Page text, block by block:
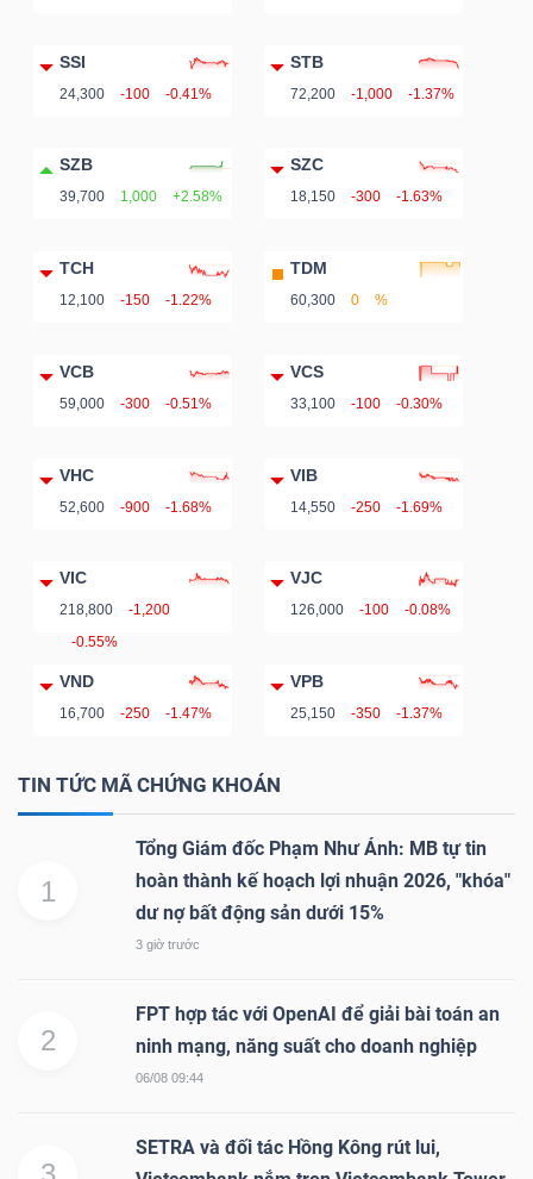
SSI
24,300 -100 -0.41%
STB
72,200 -1,000 -1.37%
SZB
39,700 1,000 +2.58%
SZC
18,150 -300 -1.63%
TCH
12,100 -150 -1.22%
TDM
60,300 0 %
VCB
59,000 -300 -0.51%
VCS
33,100 -100 -0.30%
VHC
52,600 -900 -1.68%
VIB
14,550 -250 -1.69%
VIC
218,800
-1,200
-0.55%
VJC
126,000 -100 -0.08%
VND
16,700 -250 -1.47%
VPB
25,150 -350 -1.37%
TIN TỨC MÃ CHỨNG KHOÁN
1
Tổng Giám đốc Phạm Như Ánh: MB tự tin
hoàn thành kế hoạch lợi nhuận 2026, "khóa"
dư nợ bất động sản dưới 15%
3 giờ trước
2
FPT hợp tác với OpenAI để giải bài toán an
ninh mạng, năng suất cho doanh nghiệp
06/08 09:44
SETRA và đối tác Hồng Kông rút lui,